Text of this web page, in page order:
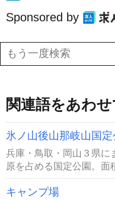
Sponsored by
関連語をあわ
氷ノ山後山那岐山国定
兵庫・鳥取・岡山３県に
原を占める国定公園。面
キャンプ場